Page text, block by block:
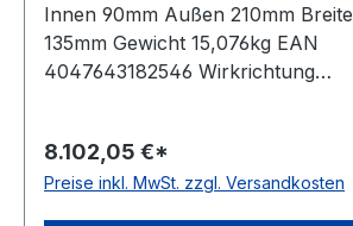
Innen 90mm Außen 210mm Breite
135mm Gewicht 15,076kg EAN
4047643182546 Wirkrichtung
Toleranzklasse Toleranzklasse
P0/PN bzw. ABEC 1 Material
8.102,05 €*
Preise inkl. MwSt. zzgl. Versandkosten